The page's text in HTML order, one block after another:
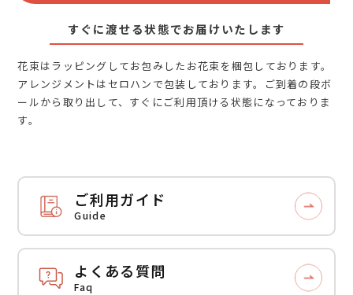
すぐに渡せる状態でお届けいたします
花束はラッピングしてお包みしたお花束を梱包しております。
アレンジメントはセロハンで包装しております。ご到着の段ボ
ールから取り出して、すぐにご利用頂ける状態になっておりま
す。
ご利用ガイド
Guide
よくある質問
Faq